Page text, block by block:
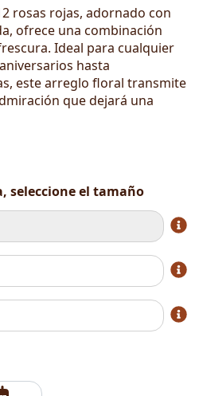
rosas rojas, adornado con
ofrece una combinación
Ideal para cualquier
hasta
este arreglo floral transmite
que dejará una
seleccione el tamaño